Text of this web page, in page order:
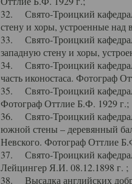
32. Свято-Троицкий
стену и хоры, устроенные
33. Свято-Троицкий
западную стену и хоры,
34. Свято-Троицкий
часть иконостаса. Фотограф
35. Свято-Троицкий
Фотограф Оттлие Б.Ф. 1929 г.;
36. Свято-Троицкий
южной стены – деревянный
Невского. Фотограф Оттлие
37. Свято-Троицкий
Лейцингер Я.И. 08.12.1898 г. ;
38. Высадка английских